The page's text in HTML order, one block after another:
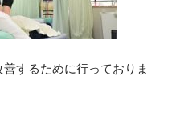
するために行っておりま